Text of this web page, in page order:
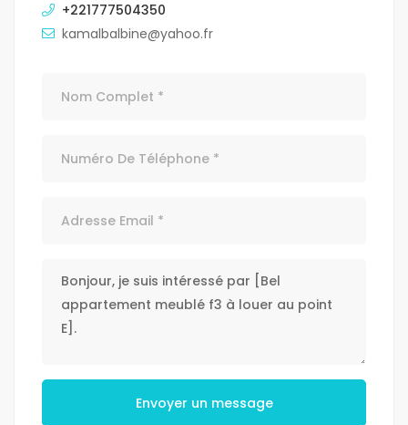
+221777504350
kamalbalbine@yahoo.fr
Envoyer un message